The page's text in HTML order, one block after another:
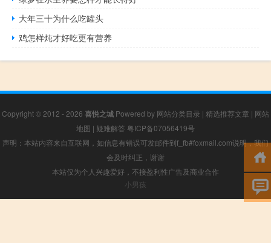
大年三十为什么吃罐头
鸡怎样炖才好吃更有营养
Copyright © 2012 - 2026 喜悦之城 Powered by 网站分类目录 | 精选推荐文章 | 网站
地图 | 疑难解答 粤ICP备07056419号
声明：本站内容来自互联网，如信息有错误可发邮件到f_fb#foxmail.com说明，我们
会及时纠正，谢谢
本站仅为个人兴趣爱好，不接盈利性广告及商业合作
小男孩